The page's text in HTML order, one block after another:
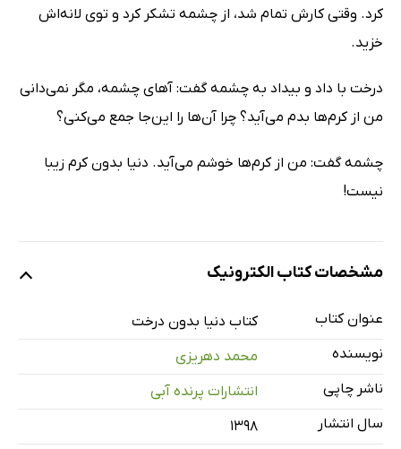
کرد. وقتی کارش تمام شد، از چشمه تشکر کرد و توی لانه‌اش
خزید.
درخت با داد و بیداد به چشمه گفت: آهای چشمه، مگر نمی‌دانی
من از کرم‌ها بدم می‌آید؟ چرا آن‌ها را این‌جا جمع می‌کنی؟
چشمه گفت: من از کرم‌ها خوشم می‌آید. دنیا بدون کرم زیبا
نیست!
مشخصات کتاب الکترونیک
عنوان کتاب
کتاب دنیا بدون درخت
نویسنده
محمد دهریزی
ناشر چاپی
انتشارات پرنده آبی
سال انتشار
۱۳۹۸